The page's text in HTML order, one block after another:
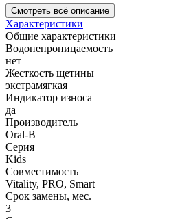
Смотреть всё описание
Характеристики
Общие характеристики
Водонепроницаемость
нет
Жесткость щетины
экстрамягкая
Индикатор износа
да
Производитель
Oral-B
Серия
Kids
Совместимость
Vitality, PRO, Smart
Срок замены, мес.
3